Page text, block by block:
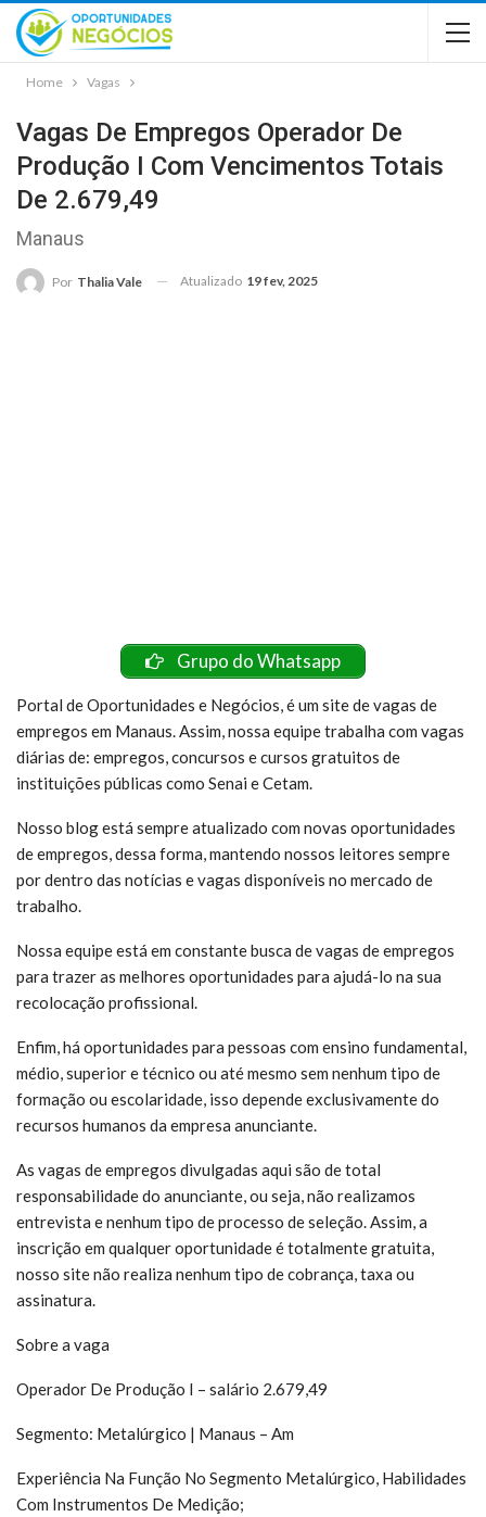
Home Vagas
Vagas De Empregos Operador De
Produção I Com Vencimentos Totais
De 2.679,49
Manaus
Por Thalia Vale Atualizado 19 fev, 2025
Grupo do Whatsapp
Portal de Oportunidades e Negócios, é um site de vagas de
empregos em Manaus. Assim, nossa equipe trabalha com vagas
diárias de: empregos, concursos e cursos gratuitos de
instituições públicas como Senai e Cetam.
Nosso blog está sempre atualizado com novas oportunidades
de empregos, dessa forma, mantendo nossos leitores sempre
por dentro das notícias e vagas disponíveis no mercado de
trabalho.
Nossa equipe está em constante busca de vagas de empregos
para trazer as melhores oportunidades para ajudá-lo na sua
recolocação profissional.
Enfim, há oportunidades para pessoas com ensino fundamental,
médio, superior e técnico ou até mesmo sem nenhum tipo de
formação ou escolaridade, isso depende exclusivamente do
recursos humanos da empresa anunciante.
As vagas de empregos divulgadas aqui são de total
responsabilidade do anunciante, ou seja, não realizamos
entrevista e nenhum tipo de processo de seleção. Assim, a
inscrição em qualquer oportunidade é totalmente gratuita,
nosso site não realiza nenhum tipo de cobrança, taxa ou
assinatura.
Sobre a vaga
Operador De Produção I – salário 2.679,49
Segmento: Metalúrgico | Manaus – Am
Experiência Na Função No Segmento Metalúrgico, Habilidades
Com Instrumentos De Medição;